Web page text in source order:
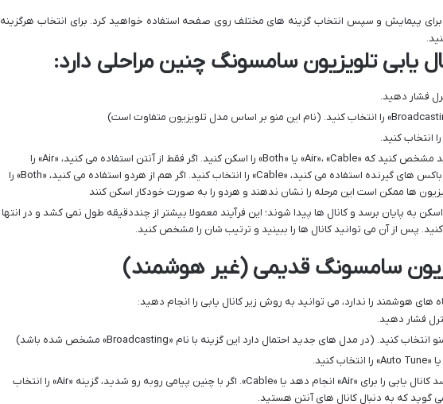
برای پیمایش و سپس انتخاب گزینه های مختلف روی صفحه استفاده خواهید کرد. برای انتخاب هرگزینه
یابی تلویزیون سامسونگ چنین مراحلی دارد:
اگر لازم بود در مرحله بعد مشخص کنید که «Air»، «Cable» یا «Both» را اسکن کنید. اگر فقط از آنتن استفاده می کنید، «Air» را
انتخاب کنید. اگر فقط از باکس های گیرنده استفاده می کنید، «Cable» را انتخاب کنید. اگر هم از هردو استفاده می کنید، «Both» را
ها ممکن است این مرحله را نشان ندهند و هردو را به صورت خودکار اسکن کنند
به پایان برسد و کانال ها پیدا شوند؛ این فرآیند معمولا بیشتر از چنددقیقه طول نمی کشد و در انتها
سامسونگ قدیمی (غیر هوشمند)
های هوشمند را ندارد، می توانید به روش زیر کانال یابی را انجام دهید:
ممکن است دستگاه بپرسد کانال یابی را برای «Air» انجام دهد یا «Cable». اگر با چنین پیامی روبه رو شدید، گزینه «Air» را انتخاب
گوید که به دنبال کانال های آنتن هستید.